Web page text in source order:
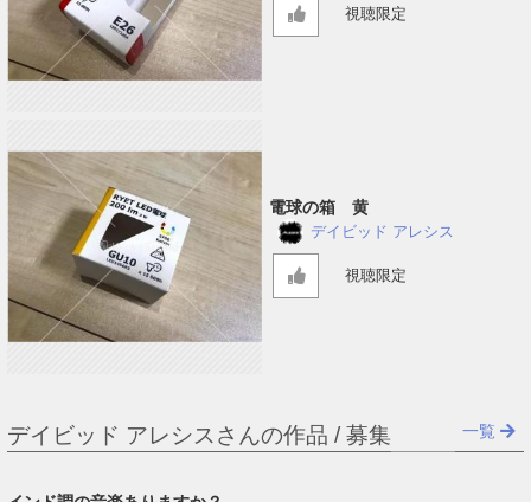
視聴限定
電球の箱 黄
デイビッド アレシス
視聴限定
デイビッド アレシスさんの作品 / 募集 一覧